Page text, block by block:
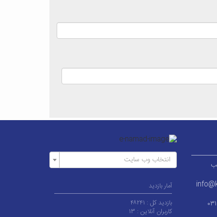
قطب
انتخاب وب سایت
آمار بازدید
بازدید کل : ۴۸۲۴۱
کاربران آنلاین : ۱۳